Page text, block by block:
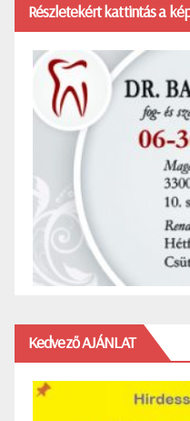
Részletekért kattintás a
Kedvező AJÁNLAT